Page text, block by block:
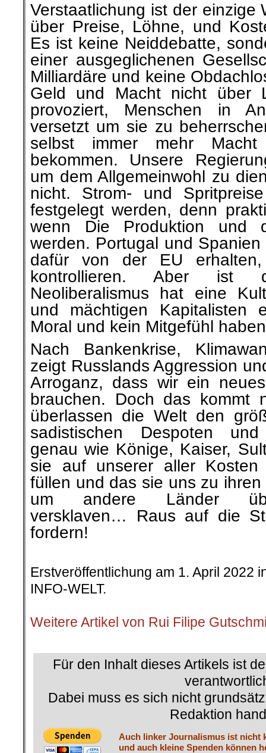
Verstaatlichung ist der einzige
über Preise, Löhne, und
Es ist keine Neiddebatte,
einer ausgeglichenen
Milliardäre und keine
Geld und Macht nicht über
provoziert, Menschen in
versetzt um sie zu
selbst immer mehr
bekommen. Unsere
um dem Allgemeinwohl zu
nicht. Strom- und
festgelegt werden, denn
wenn Die Produktion und
werden. Portugal und Spanien
dafür von der EU
kontrollieren. Aber ist
Neoliberalismus hat eine
und mächtigen Kapitalisten
Moral und kein Mitgefühl
Nach Bankenkrise,
zeigt Russlands Aggression
Arroganz, dass wir ein
brauchen. Doch das kommt
überlassen die Welt den
sadistischen Despoten
genau wie Könige, Kaiser,
sie auf unserer aller Kosten
füllen und das sie uns zu
um andere Länder
versklaven… Raus auf die
fordern!
Erstveröffentlichung am 1. April 2022
INFO-WELT.
Weitere Artikel von Rui Filipe
Für den Inhalt dieses Artikels ist
Dabei muss es sich nicht
Redaktion
Auch linker Journalismus ist nicht
und auch kleine Spenden können